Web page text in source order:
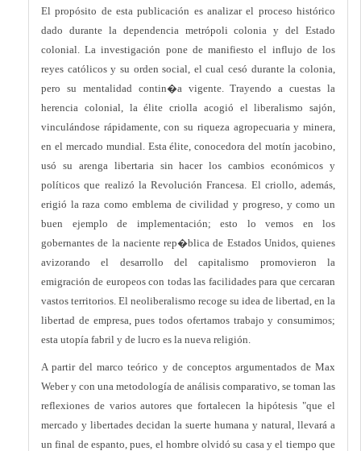
El propósito de esta publicación es analizar el proceso histórico
dado durante la dependencia metrópoli colonia y del Estado
colonial. La investigación pone de manifiesto el influjo de los
reyes católicos y su orden social, el cual cesó durante la colonia,
pero su mentalidad contin�a vigente. Trayendo a cuestas la
herencia colonial, la élite criolla acogió el liberalismo sajón,
vinculándose rápidamente, con su riqueza agropecuaria y minera,
en el mercado mundial. Esta élite, conocedora del motín jacobino,
usó su arenga libertaria sin hacer los cambios económicos y
políticos que realizó la Revolución Francesa. El criollo, además,
erigió la raza como emblema de civilidad y progreso, y como un
buen ejemplo de implementación; esto lo vemos en los
gobernantes de la naciente rep�blica de Estados Unidos, quienes
avizorando el desarrollo del capitalismo promovieron la
emigración de europeos con todas las facilidades para que cercaran
vastos territorios. El neoliberalismo recoge su idea de libertad, en la
libertad de empresa, pues todos ofertamos trabajo y consumimos;
esta utopía fabril y de lucro es la nueva religión.
A partir del marco teórico y de conceptos argumentados de Max
Weber y con una metodología de análisis comparativo, se toman las
reflexiones de varios autores que fortalecen la hipótesis "que el
mercado y libertades decidan la suerte humana y natural, llevará a
un final de espanto, pues, el hombre olvidó su casa y el tiempo que